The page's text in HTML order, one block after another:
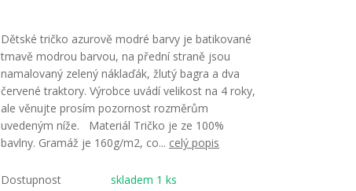
Dětské tričko azurově modré barvy je batikované
tmavě modrou barvou, na přední straně jsou
namalovaný zelený náklaďák, žlutý bagra a dva
červené traktory. Výrobce uvádí velikost na 4 roky,
ale věnujte prosím pozornost rozměrům
uvedeným níže. Materiál Tričko je ze 100%
bavlny. Gramáž je 160g/m2, co... celý popis
Dostupnost skladem 1 ks